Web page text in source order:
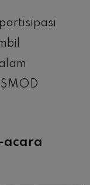
acara